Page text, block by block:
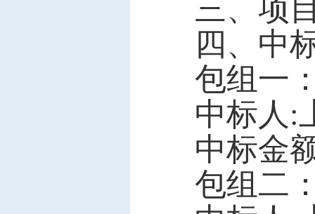
三、项
四、中
包组一
中标人 :
中标金
包组二